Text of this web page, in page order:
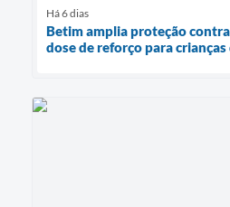
Há 6 dias
Betim amplia proteção
dose de reforço para crianças